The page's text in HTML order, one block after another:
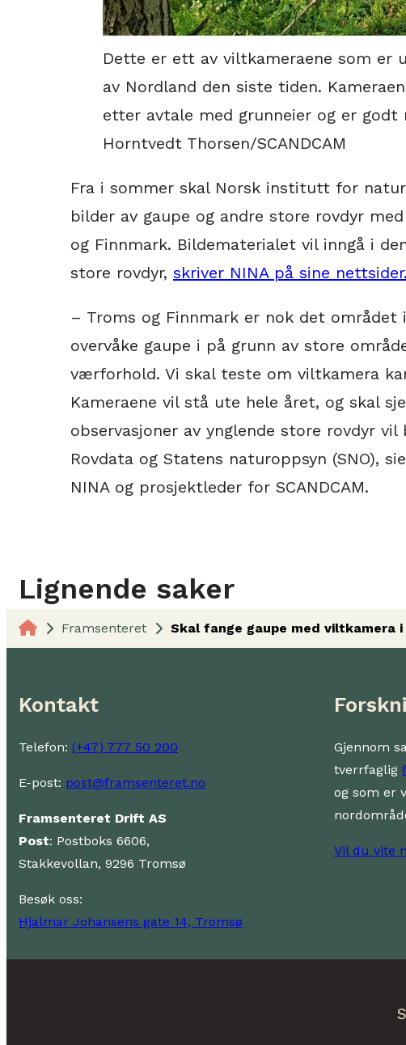
Dette er ett av viltkameraene som er
av Nordland den siste tiden.
etter avtale med grunneier og er godt
Horntvedt Thorsen/SCANDCAM
Fra i sommer skal Norsk institutt for
bilder av gaupe og andre store rovdyr
og Finnmark. Bildematerialet vil inngå i
store rovdyr, skriver NINA på sine nettsider.
– Troms og Finnmark er nok det området
overvåke gaupe i på grunn av store
værforhold. Vi skal teste om viltkamera
Kameraene vil stå ute hele året, og skal
observasjoner av ynglende store rovdyr
Rovdata og Statens naturoppsyn (SNO),
NINA og prosjektleder for SCANDCAM.
Lignende saker
Framsenteret Skal fange gaupe med viltkamera i
Kontakt
Telefon: (+47) 777 50 200
E-post: post@framsenteret.no
Framsenteret Drift AS
Post: Postboks 6606,
Stakkevollan, 9296 Tromsø
Besøk oss:
Hjalmar Johansens gate 14, Tromsø
Gjennom
tverrfaglig
og som er
Vil du vite